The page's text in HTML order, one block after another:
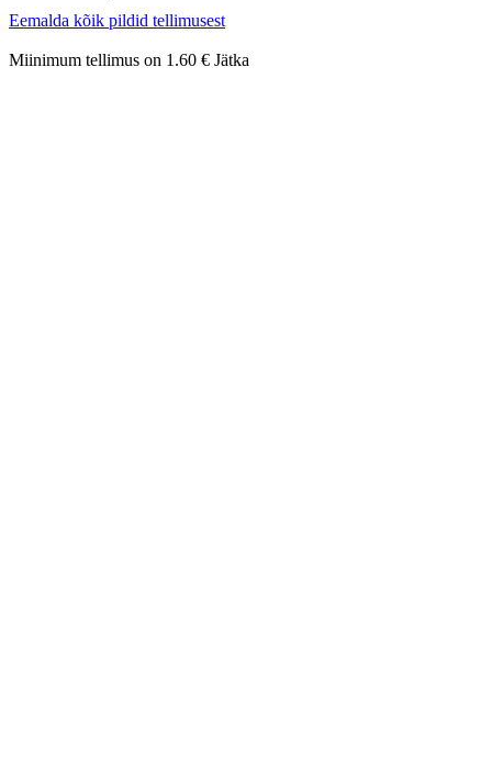
Eemalda kõik pildid tellimusest
Miinimum tellimus on 1.60 € Jätka